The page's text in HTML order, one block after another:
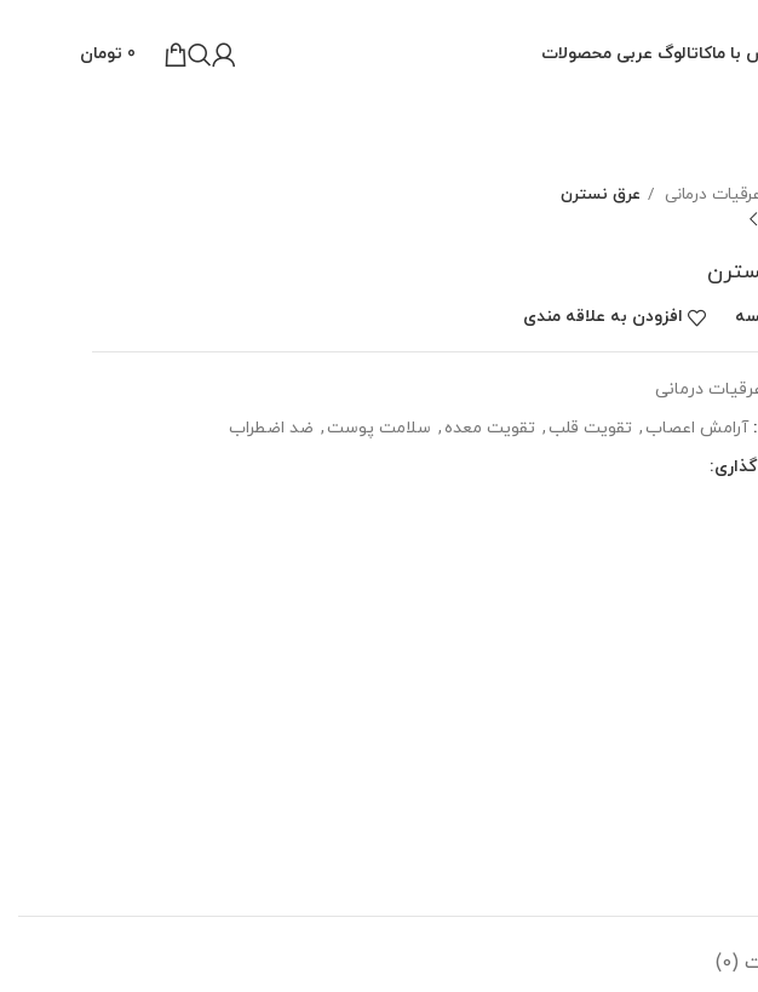
با ماکاتالوگ عربی محصولات 0 تومان
عرقیات درمانی عرق نسترن
افزودن به علاقه مندی
درمانی
آرامش اعصاب , تقویت قلب , تقویت معده , سلامت پوست , ضد اضطراب
(0)